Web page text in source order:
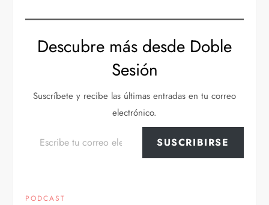
Descubre más desde Doble
Sesión
Suscríbete y recibe las últimas entradas en tu correo
electrónico.
SUSCRIBIRSE
PODCAST